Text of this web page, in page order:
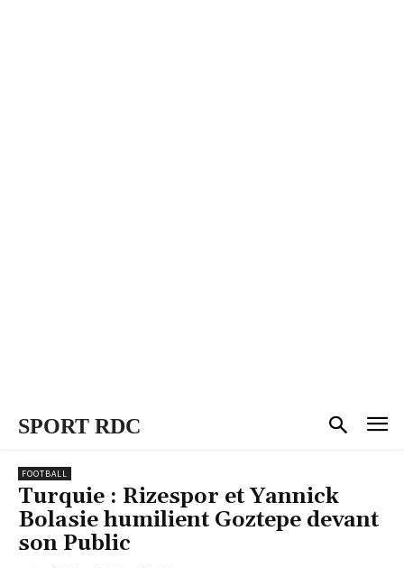
SPORT RDC
FOOTBALL
Turquie : Rizespor et Yannick
Bolasie humilient Goztepe devant
son Public